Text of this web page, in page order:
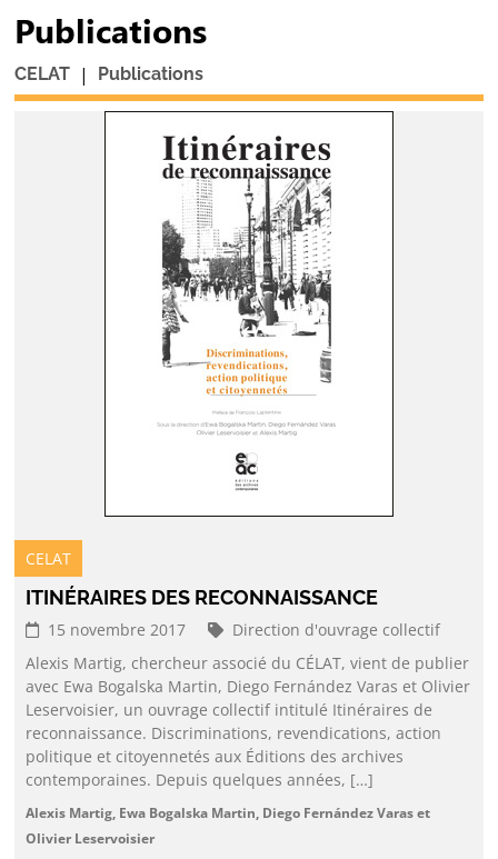
Publications
CELAT | Publications
CELAT
ITINÉRAIRES DES RECONNAISSANCE
15 novembre 2017
Direction d'ouvrage collectif
Alexis Martig, chercheur associé du CÉLAT, vient de publier
avec Ewa Bogalska Martin, Diego Fernández Varas et Olivier
Leservoisier, un ouvrage collectif intitulé Itinéraires de
reconnaissance. Discriminations, revendications, action
politique et citoyennetés aux Éditions des archives
contemporaines. Depuis quelques années, […]
Alexis Martig, Ewa Bogalska Martin, Diego Fernández Varas et
Olivier Leservoisier